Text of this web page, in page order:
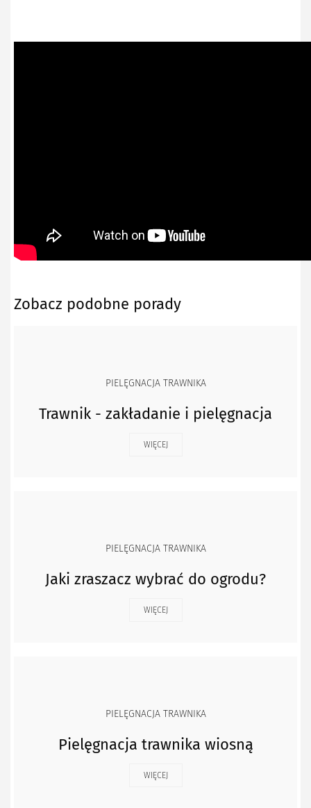
Zobacz podobne porady
PIELĘGNACJA TRAWNIKA
Trawnik - zakładanie i pielęgnacja
WIĘCEJ
PIELĘGNACJA TRAWNIKA
Jaki zraszacz wybrać do ogrodu?
WIĘCEJ
PIELĘGNACJA TRAWNIKA
Pielęgnacja trawnika wiosną
WIĘCEJ